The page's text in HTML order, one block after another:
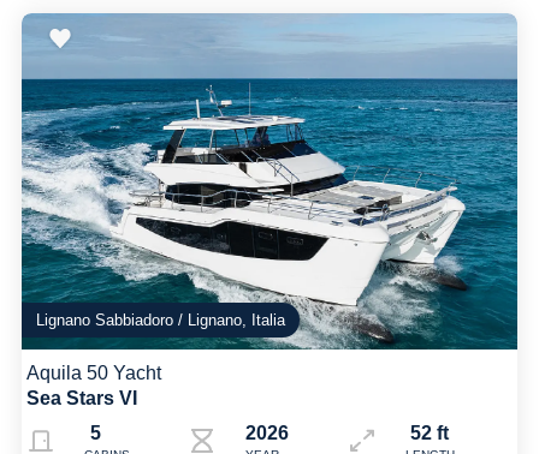
Lignano Sabbiadoro / Lignano, Italia
Aquila 50 Yacht
Sea Stars VI
5
2026 52 ft